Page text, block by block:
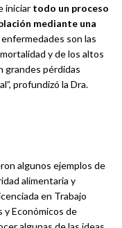
iniciar todo un proceso
mediante una
son las
y de los altos
grandes pérdidas
profundizó la Dra.
algunos ejemplos de
alimentaria y
en Trabajo
y Económicos de